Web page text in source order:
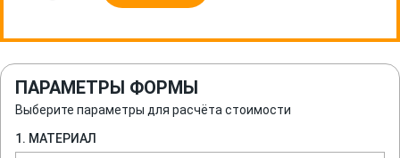
ПАРАМЕТРЫ ФОРМЫ
Выберите параметры для расчёта стоимости
1. МАТЕРИАЛ